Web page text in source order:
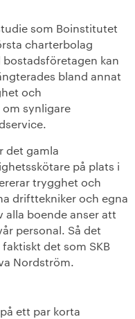
som Boinstitutet
charterbolag
kan
bland annat
och
synligare
det gamla
på plats i
trygghet och
drifttekniker och egna
alla boende anser att
personal. Så det
det som SKB
Nordström.
ett par korta